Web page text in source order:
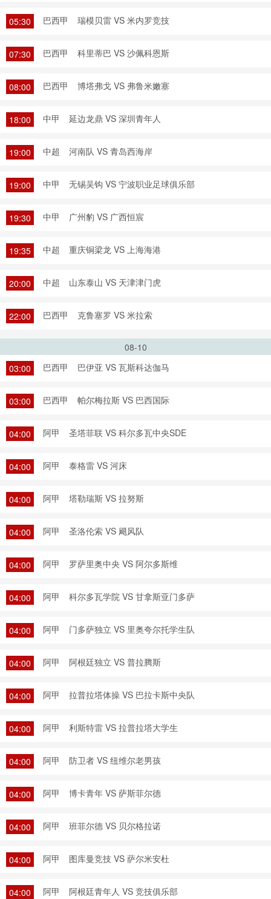
05:30 巴西甲 瑞模贝雷 VS 米内罗竞技
07:30 巴西甲 科里蒂巴 VS 沙佩科恩斯
08:00 巴西甲 博塔弗戈 VS 弗鲁米嫩塞
18:00 中甲 延边龙鼎 VS 深圳青年人
19:00 中超 河南队 VS 青岛西海岸
19:00 中甲 无锡吴钩 VS 宁波职业足球俱乐部
19:30 中甲 广州豹 VS 广西恒宸
19:35 中超 重庆铜梁龙 VS 上海海港
20:00 中超 山东泰山 VS 天津津门虎
22:00 巴西甲 克鲁塞罗 VS 米拉索
08-10
03:00
巴西甲 巴伊亚 VS 瓦斯科达伽马
03:00 巴西甲 帕尔梅拉斯 VS 巴西国际
04:00 阿甲 圣塔菲联 VS 科尔多瓦中央SDE
04:00 阿甲 泰格雷 VS 河床
04:00 阿甲 塔勒瑞斯 VS 拉努斯
04:00 阿甲 圣洛伦索 VS 飓风队
04:00 阿甲 罗萨里奥中央 VS 阿尔多斯维
04:00 阿甲 科尔多瓦学院 VS 甘拿斯亚门多萨
04:00 阿甲 门多萨独立 VS 里奥夸尔托学生队
04:00 阿甲 阿根廷独立 VS 普拉腾斯
04:00 阿甲 拉普拉塔体操 VS 巴拉卡斯中央队
04:00 阿甲 利斯特雷 VS 拉普拉塔大学生
04:00 阿甲 防卫者 VS 纽维尔老男孩
04:00 阿甲 博卡青年 VS 萨斯菲尔德
04:00 阿甲 班菲尔德 VS 贝尔格拉诺
04:00 阿甲 图库曼竞技 VS 萨尔米安杜
04:00 阿甲 阿根廷青年人 VS 竞技俱乐部